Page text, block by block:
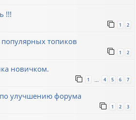
!!!
1 2
популярных топиков
1 2
новичком.
1 4 5 6 7
улучшению форума
1 2 3